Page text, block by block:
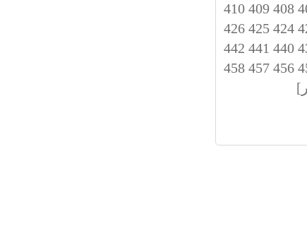
408
409
410
424
425
426
440
441
442
456
457
458